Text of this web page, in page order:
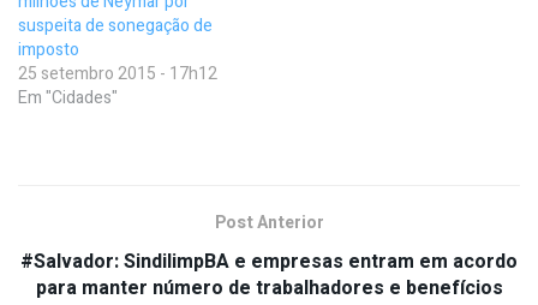
suspeita de sonegação de
imposto
25 setembro 2015 - 17h12
Em "Cidades"
Post Anterior
#Salvador: SindilimpBA e empresas entram em acordo
para manter número de trabalhadores e benefícios